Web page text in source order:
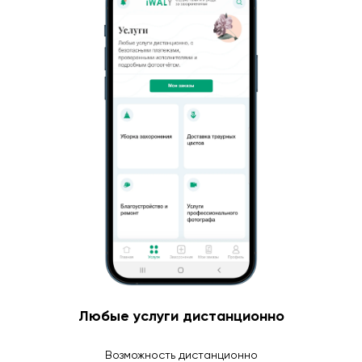
Любые услуги дистанционно
Возможность дистанционно